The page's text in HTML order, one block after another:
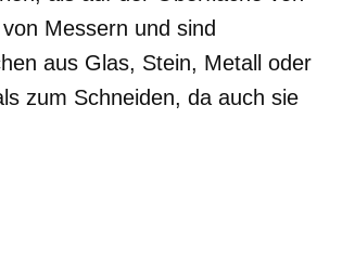
Messern und sind
aus Glas, Stein, Metall oder
zum Schneiden, da auch sie